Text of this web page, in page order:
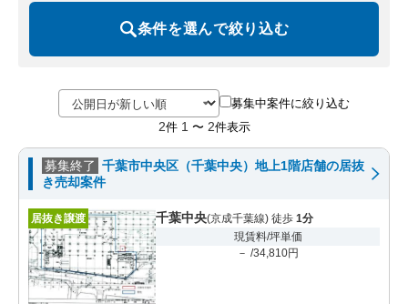
条件を選んで絞り込む
募集中案件に絞り込む
2件 1 〜 2件表示
募集終了 千葉市中央区（千葉中央）地上1階店舗の居抜
き売却案件
居抜き譲渡 千葉中央(京成千葉線) 徒歩 1分
現賃料/坪単価
－ /34,810円